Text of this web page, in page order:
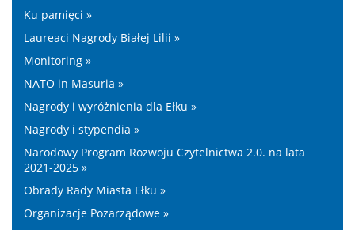
Ku pamięci »
Laureaci Nagrody Białej Lilii »
Monitoring »
NATO in Masuria »
Nagrody i wyróżnienia dla Ełku »
Nagrody i stypendia »
Narodowy Program Rozwoju Czytelnictwa 2.0. na lata
2021-2025 »
Obrady Rady Miasta Ełku »
Organizacje Pozarządowe »